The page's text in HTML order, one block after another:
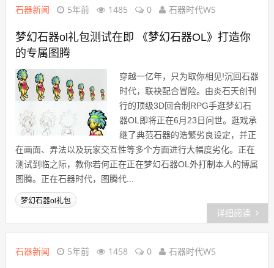
石器新闻 5年前 1485 0 石器时代WS
梦幻石器ol礼包测试在即 《梦幻石器OL》打造你
的专属图腾
穿越一亿年，只为取你相见!沉回石器
时代，联袂配合冒险。由炎石天创刊
行的顶级3D回合制RPG手逛梦幻石
器OL即将正在6月23日问世。逛戏承
继了典范石器的浩繁劣良设定，并正
在画面、弄法以及玩家交互性等多个方面进行大幅度劣化。正在
测试到临之际，教你若何正在正在梦幻石器OL外打制本人的博属
图腾。正在石器时代，图腾代...
梦幻石器ol礼包
详细阅读
石器新闻 5年前 1458 0 石器时代WS